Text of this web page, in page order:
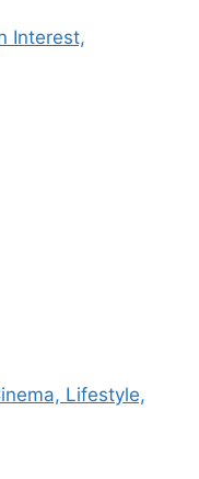
Interest,
Lifestyle,